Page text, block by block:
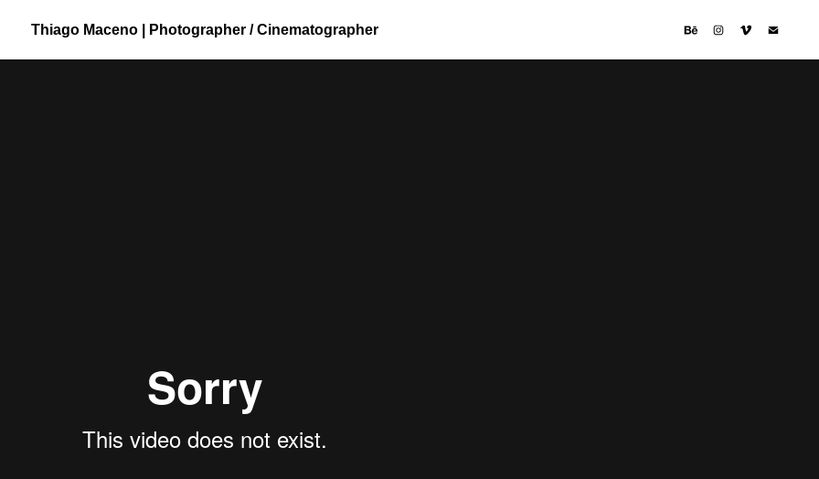
Thiago Maceno | Photographer / Cinematographer